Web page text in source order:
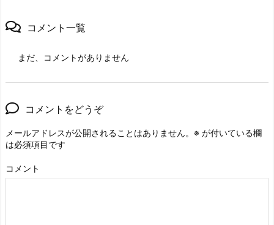
コメント一覧
まだ、コメントがありません
コメントをどうぞ
メールアドレスが公開されることはありません。 ※ が付いている欄
は必須項目です
コメント